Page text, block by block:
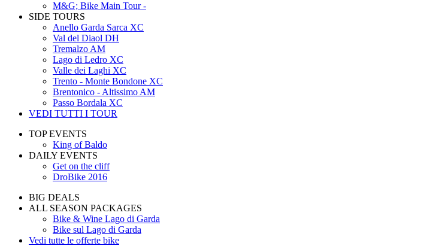
M&G; Bike Main Tour -
SIDE TOURS
Anello Garda Sarca XC
Val del Diaol DH
Tremalzo AM
Lago di Ledro XC
Valle dei Laghi XC
Trento - Monte Bondone XC
Brentonico - Altissimo AM
Passo Bordala XC
VEDI TUTTI I TOUR
TOP EVENTS
King of Baldo
DAILY EVENTS
Get on the cliff
DroBike 2016
BIG DEALS
ALL SEASON PACKAGES
Bike & Wine Lago di Garda
Bike sul Lago di Garda
Vedi tutte le offerte bike